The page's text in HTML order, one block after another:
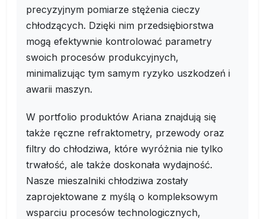
precyzyjnym pomiarze stężenia cieczy
chłodzących. Dzięki nim przedsiębiorstwa
mogą efektywnie kontrolować parametry
swoich procesów produkcyjnych,
minimalizując tym samym ryzyko uszkodzeń i
awarii maszyn.
W portfolio produktów Ariana znajdują się
także ręczne refraktometry, przewody oraz
filtry do chłodziwa, które wyróżnia nie tylko
trwałość, ale także doskonała wydajność.
Nasze mieszalniki chłodziwa zostały
zaprojektowane z myślą o kompleksowym
wsparciu procesów technologicznych,